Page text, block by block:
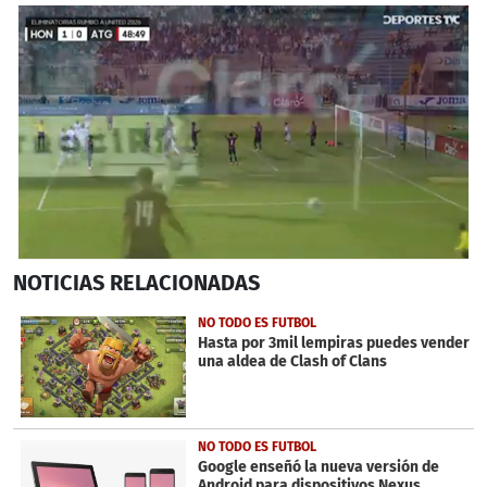
seconds
22
seconds
NOTICIAS RELACIONADAS
NO TODO ES FUTBOL
Hasta por 3mil lempiras puedes vender
una aldea de Clash of Clans
NO TODO ES FUTBOL
Google enseñó la nueva versión de